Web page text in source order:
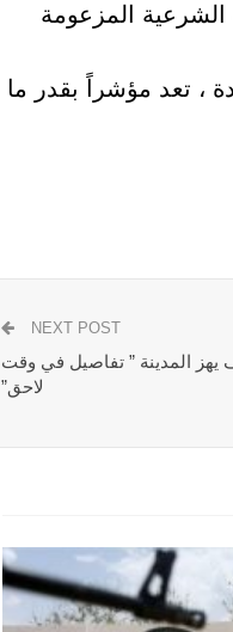
المزعومة
، تعد مؤشراً بقدر ما
NEXT POST
المدينة ” تفاصيل في وقت
لاحق”